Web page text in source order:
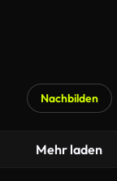
Nachbilden
Mehr laden